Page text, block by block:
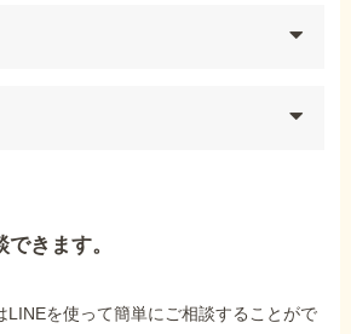
きます。
LINEを使って簡単にご相談することがで